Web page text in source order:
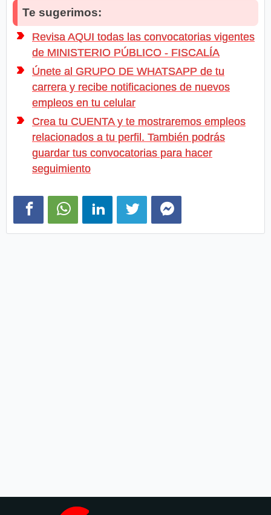
Te sugerimos:
Revisa AQUI todas las convocatorias vigentes
de MINISTERIO PÚBLICO - FISCALÍA
Únete al GRUPO DE WHATSAPP de tu
carrera y recibe notificaciones de nuevos
empleos en tu celular
Crea tu CUENTA y te mostraremos empleos
relacionados a tu perfil. También podrás
guardar tus convocatorias para hacer
seguimiento